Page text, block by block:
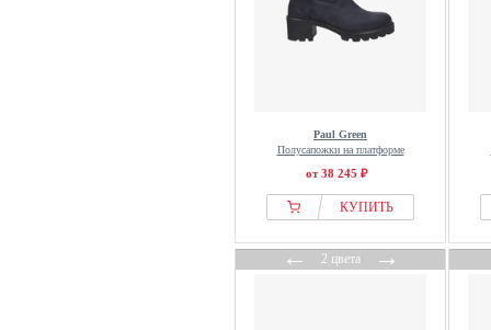
Paul Green
Полусапожки на платформе
от 38 245 ₽
КУПИТЬ
←2 цвета→